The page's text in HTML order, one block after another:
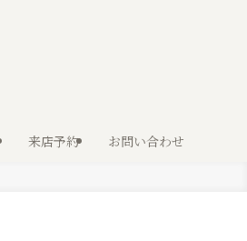
来店予約 お問い合わせ